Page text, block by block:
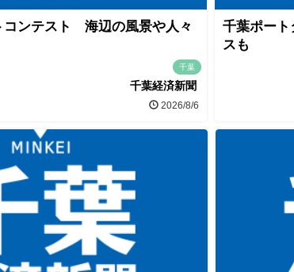
コンテスト 海辺の風景や人々
千葉
千葉経済新聞
2026/8/6
千葉ポー
スも